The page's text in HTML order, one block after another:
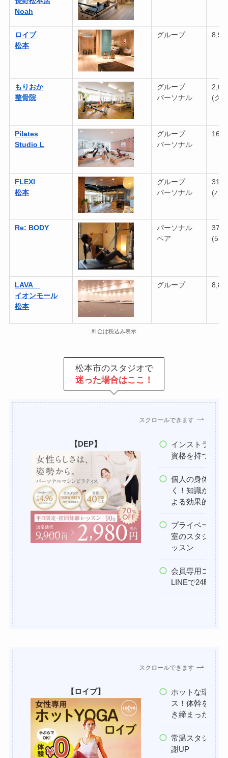
Noah
ロイブ
松本
グループ
もりおか
整骨院
グループ
パーソナル
(グ
Pilates
Studio L
グループ
パーソナル
FLEXI
松本
グループ
パーソナル
(パ
Re: BODY
パーソナル
ペア
(5回
LAVA
イオンモール
松本
グループ
料金は税込み表示
松本市のスタジオで
迷った場合はここ！
スクロールできます
【DEP】
インストラクタ
資格を持つ理学
個人の身体の癖
く！知識が豊
よる効果的な指
プライベート感
室のスタジオで
ッスン
会員専用コミュ
LINEで24時間
スクロールできます
【ロイブ】
ホットな環境で
ス！体幹を鍛え
き締まったカラ
常温スタジオよ
謝UP